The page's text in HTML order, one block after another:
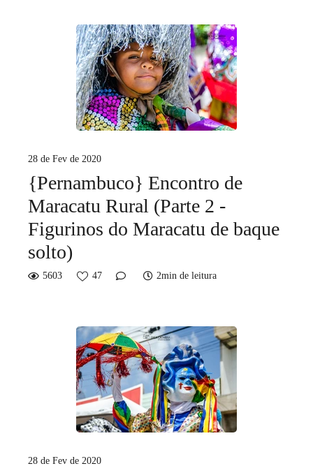
28 de Fev de 2020
{Pernambuco} Encontro de
Maracatu Rural (Parte 2 -
Figurinos do Maracatu de baque
solto)
5603 47 2min de leitura
28 de Fev de 2020